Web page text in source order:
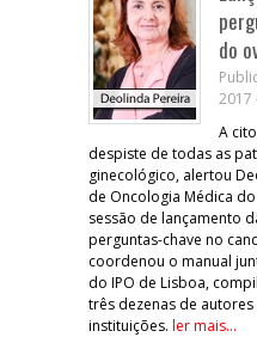
do
2017
A
despiste de todas as
ginecológico, alertou
de Oncologia Médica
sessão de lançamento
perguntas-chave no
coordenou o manual
do IPO de Lisboa,
três dezenas de
instituições. ler mais...